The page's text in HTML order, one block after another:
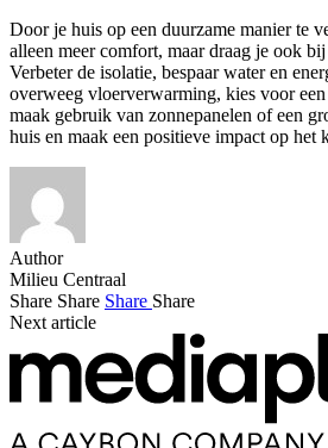
Door je huis op een duurzame manier te
alleen meer comfort, maar draag je ook
Verbeter de isolatie, bespaar water en
overweeg vloerverwarming, kies voor
maak gebruik van zonnepanelen of een
huis en maak een positieve impact op het
Author
Milieu Centraal
Share Share Share Share
Next article